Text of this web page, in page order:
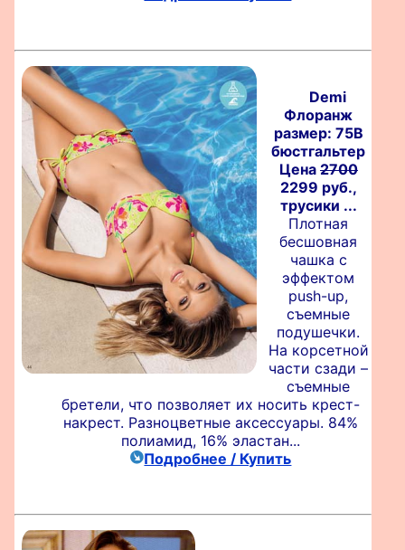
Demi
Флоранж
размер: 75B
бюстгальтер
Цена 2700
2299 руб.,
трусики ...
Плотная
бесшовная
чашка с
эффектом
push-up,
съемные
подушечки.
На корсетной
части сзади –
съемные
бретели, что позволяет их носить крест-
накрест. Разноцветные аксессуары. 84%
полиамид, 16% эластан...
Подробнее / Купить